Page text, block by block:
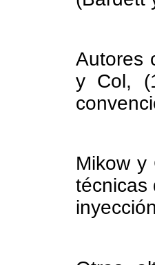
Autores
y Col,
Mikow
técnicas